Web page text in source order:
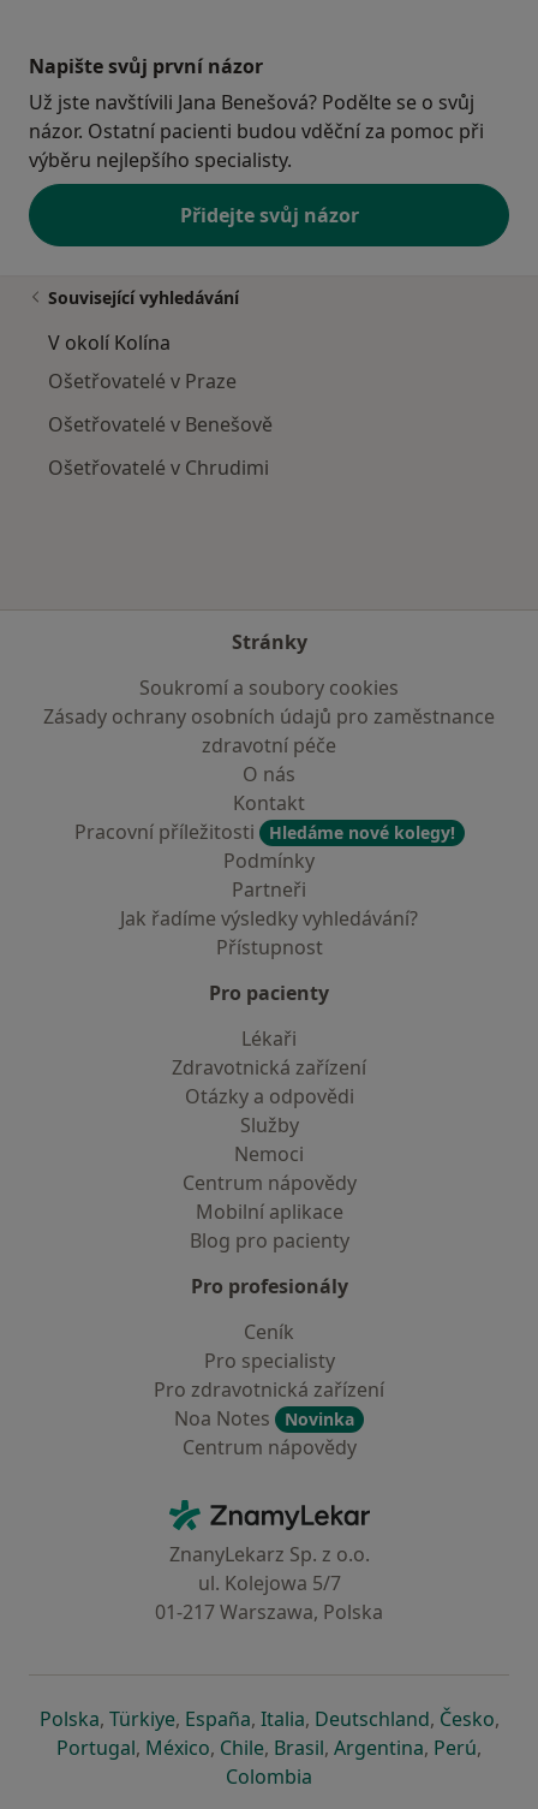
Napište svůj první názor
Už jste navštívili Jana Benešová? Podělte se o svůj
názor. Ostatní pacienti budou vděční za pomoc při
výběru nejlepšího specialisty.
Přidejte svůj názor
Související vyhledávání
V okolí Kolína
Ošetřovatelé v Praze
Ošetřovatelé v Benešově
Ošetřovatelé v Chrudimi
Stránky
Soukromí a soubory cookies
Zásady ochrany osobních údajů pro zaměstnance
zdravotní péče
O nás
Kontakt
Pracovní příležitosti
Hledáme nové kolegy!
Podmínky
Partneři
Jak řadíme výsledky vyhledávání?
Přístupnost
Pro pacienty
Lékaři
Zdravotnická zařízení
Otázky a odpovědi
Služby
Nemoci
Centrum nápovědy
Mobilní aplikace
Blog pro pacienty
Pro profesionály
Ceník
Pro specialisty
Pro zdravotnická zařízení
Noa Notes
Novinka
Centrum nápovědy
ZnamyLekar - Hlavní stránka
ZnanyLekarz Sp. z o.o.
ul. Kolejowa 5/7
01-217 Warszawa, Polska
Polskase otevře v nové záložce
, Türkiyese otevře v nové záložce
, Españase otevře v nové záložce
, Italiase otevře v nové záložce
, Deutschlandse otevře v
, Českose
,
Portugalse otevře v nové záložce
, Méxicose otevře v nové záložce
, Chilese otevře v nové záložce
, Brasilse otevře v nové
, Argentinase otevře v
, Perúse
,
Colombia